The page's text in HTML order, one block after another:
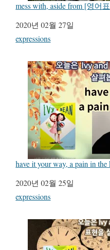
mess with, aside from [영어
일자
2020년 02월 27일
관련 항목
expressions
have it your way, a pain in
일자
2020년 02월 25일
관련 항목
expressions